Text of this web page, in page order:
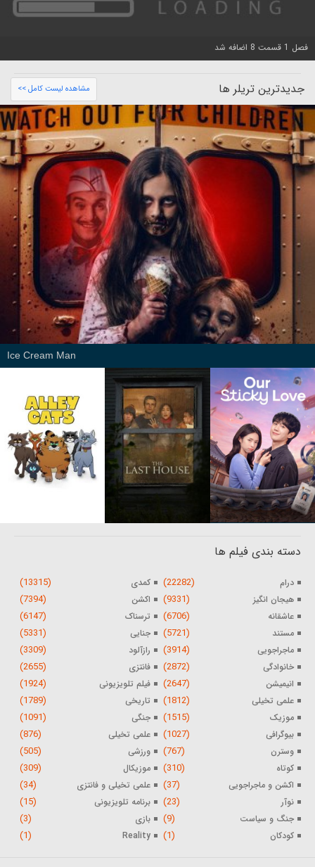
فصل 1 قسمت 8 اضافه شد
جدیدترین تریلر ها مشاهده لیست کامل >>
Ice Cream Man
دسته بندی فیلم ها
درام (22282) کمدی (13315)
هیجان انگیز (9331) اکشن (7394)
عاشقانه (6706) ترسناک (6147)
مستند (5721) جنایی (5331)
ماجراجویی (3914) رازآلود (3309)
خانوادگی (2872) فانتزی (2655)
انیمیشن (2647) فیلم تلویزیونی (1924)
علمی تخیلی (1812) تاریخی (1789)
موزیک (1515) جنگی (1091)
بیوگرافی (1027) علمی تخیلی (876)
وسترن (767) ورزشی (505)
کوتاه (310) موزیکال (309)
اکشن و ماجراجویی (37) علمی تخیلی و فانتزی (34)
نوآر (23) برنامه تلویزیونی (15)
جنگ و سیاست (9) بازی (3)
کودکان (1)
Reality
(1)